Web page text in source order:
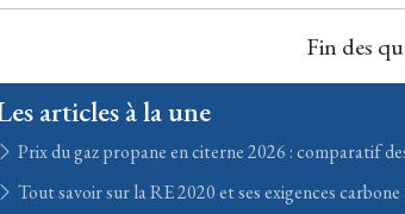
Fin des
articles à la une
Prix du gaz propane en citerne 2026 : comparatif
Tout savoir sur la RE 2020 et ses exigences carbone